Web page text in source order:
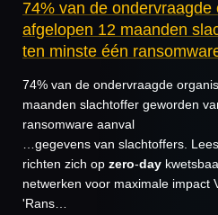
74% van de
afgelopen 12 maanden
ten minste één
74% van de ondervraagde
maanden slachtoffer geworden
ransomware aanval
…gegevens van slachtoffers.
richten zich op zero-day
netwerken voor maximale impact
'Rans…